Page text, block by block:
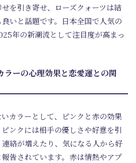
を引き寄せ、ローズクォーツは結
いと話題です。日本全国で人気の
年の新潮流として注目度が高まっ
ラーの心理効果と恋愛運との関
カラーとして、ピンクと赤の効果
ンクには相手の優しさや好意を引
絡が増えたり、気になる人から好
告されています。赤は情熱やアプ